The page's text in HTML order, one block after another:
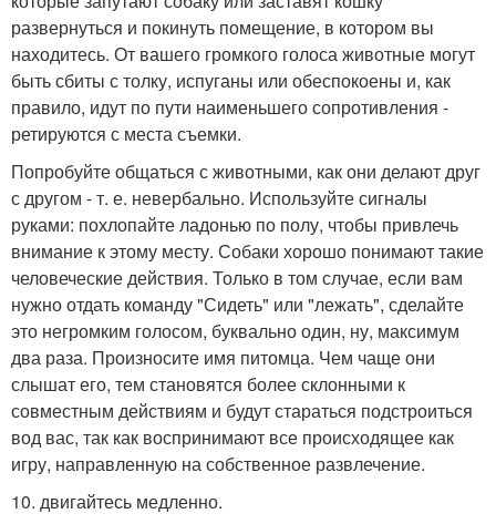
развернуться и покинуть помещение, в котором вы
находитесь. От вашего громкого голоса животные могут
быть сбиты с толку, испуганы или обеспокоены и, как
правило, идут по пути наименьшего сопротивления -
ретируются с места съемки.
Попробуйте общаться с животными, как они делают друг
с другом - т. е. невербально. Используйте сигналы
руками: похлопайте ладонью по полу, чтобы привлечь
внимание к этому месту. Собаки хорошо понимают такие
человеческие действия. Только в том случае, если вам
нужно отдать команду "Сидеть" или "лежать", сделайте
это негромким голосом, буквально один, ну, максимум
два раза. Произносите имя питомца. Чем чаще они
слышат его, тем становятся более склонными к
совместным действиям и будут стараться подстроиться
вод вас, так как воспринимают все происходящее как
игру, направленную на собственное развлечение.
10. двигайтесь медленно.